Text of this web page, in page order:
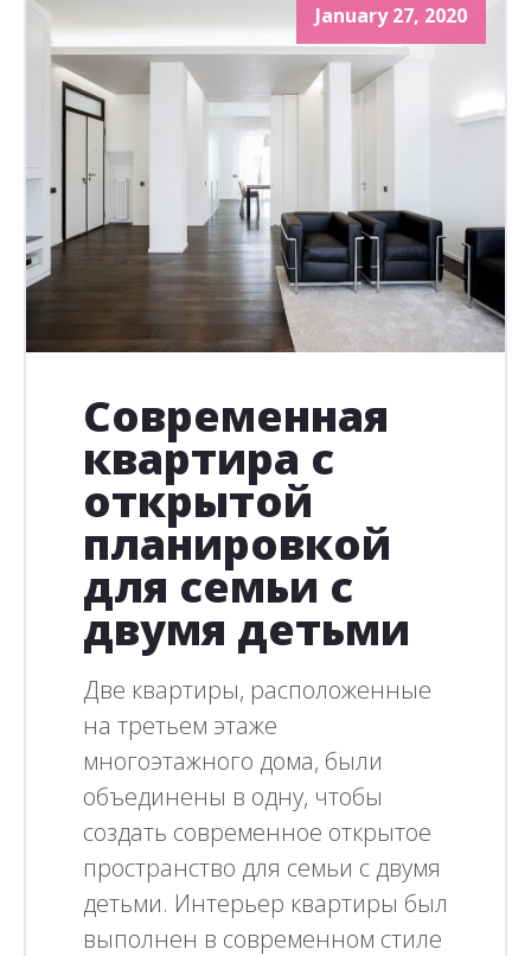
January 27, 2020
Современная
квартира с
открытой
планировкой
для семьи с
двумя детьми
Две квартиры, расположенные
на третьем этаже
многоэтажного дома, были
объединены в одну, чтобы
создать современное открытое
пространство для семьи с двумя
детьми. Интерьер квартиры был
выполнен в современном стиле